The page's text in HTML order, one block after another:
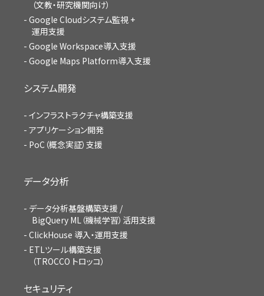
（文教・研究機関向け）
Google Cloudシステム監視 +
運用支援
Google Workspace導入支援
Google Maps Platform導入支援
システム開発
インフラストラクチャ構築支援
アプリケーション開発
PoC（概念実証）支援
データ分析
データ分析基盤構築支援 /
BigQuery ML（機械学習）活用支援
ClickHouse 導入・運用支援
ETLツール構築支援
（TROCCO トロッコ）
セキュリティ